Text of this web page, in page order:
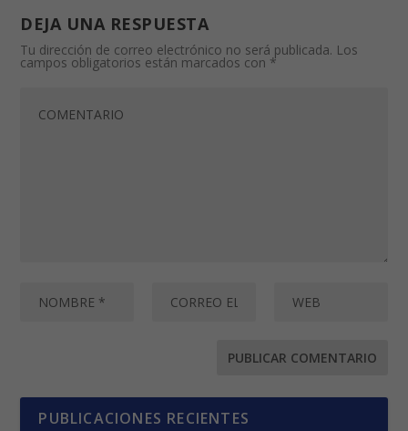
DEJA UNA RESPUESTA
Tu dirección de correo electrónico no será publicada. Los
campos obligatorios están marcados con *
PUBLICACIONES RECIENTES